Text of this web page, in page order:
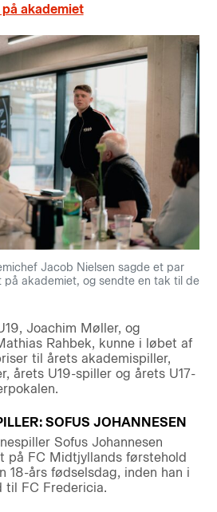
akademiet
Jacob Nielsen sagde et par
akademiet, og sendte en tak til de
Joachim Møller, og
Rahbek, kunne i løbet af
til årets akademispiller,
årets U19-spiller og årets U17-
SOFUS JOHANNESEN
Sofus Johannesen
på FC Midtjyllands førstehold
18-års fødselsdag, inden han i
til FC Fredericia.